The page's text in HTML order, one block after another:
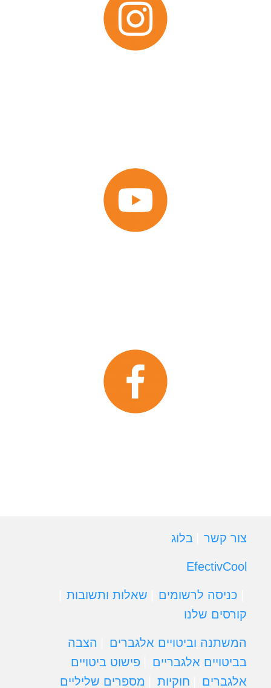
צור קשר בלוג
EfectivCool
כניסה לרשומים
שאלות ותשובות
קורסים שלנו
המשתנה וביטויים אלגברים
הצבה
בביטויים אלגבריים
פישוט ביטויים
אלגברים
חוקיות מספרים שליליים